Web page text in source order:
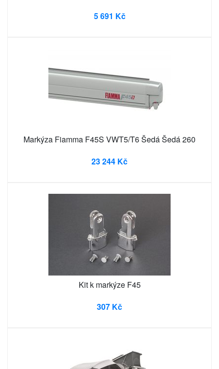
5 691 Kč
Markýza Fiamma F45S VWT5/T6 Šedá Šedá 260
23 244 Kč
Kit k markýze F45
307 Kč